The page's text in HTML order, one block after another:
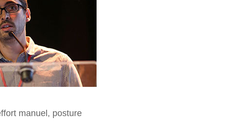
manuel, posture